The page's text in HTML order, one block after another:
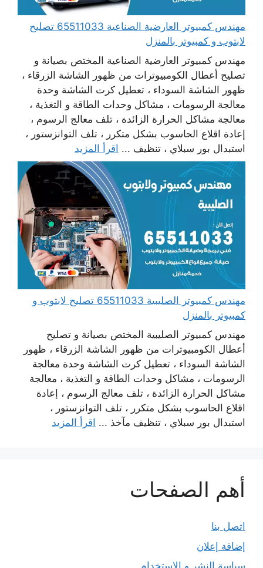
مهندس كمبيوتر العارضية الصناعية 65511033 تصليح
لابتوب و كمبيوتر بالمنزل
مهندس كمبيوتر العارضية الصناعية المختص بصيانة و
تصليح أعطال الكومبيوترات من ظهور الشاشة الزرقاء ،
ظهور الشاشة السوداء ، تعطيل كرت الشاشة وحدة
معالجة الرسومات ، مشاكل وحدات الطاقة و التغذية ،
معالجة مشاكل الحرارة الزائدة ، تلف معالج الرسوم ،
إعادة اقلاع الحاسوب بشكل متكرر ، تلف التوانزستور ،
استبدال بور سبلاي ، تنظيف ... اقرأ المزيد
مهندس كمبيوتر الصليبية 65511033 تصليح لابتوب و
كمبيوتر بالمنزل
مهندس كمبيوتر الصليبية المختص بصيانة و تصليح
أعطال الكومبيوترات من ظهور الشاشة الزرقاء ، ظهور
الشاشة السوداء ، تعطيل كرت الشاشة وحدة معالجة
الرسومات ، مشاكل وحدات الطاقة و التغذية ، معالجة
مشاكل الحرارة الزائدة ، تلف معالج الرسوم ، إعادة
اقلاع الحاسوب بشكل متكرر ، تلف التوانزستور ،
استبدال بور سبلاي ، تنظيف مآخذ ... اقرأ المزيد
أهم الصفحات
اتصل بنا
إضافة إعلان